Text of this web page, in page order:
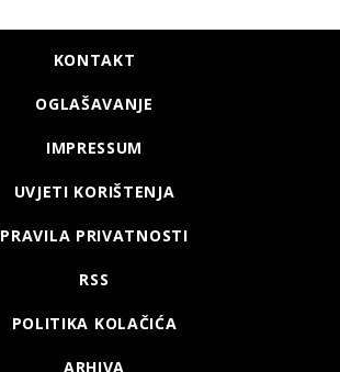
KONTAKT
OGLAŠAVANJE
IMPRESSUM
UVJETI KORIŠTENJA
PRAVILA PRIVATNOSTI
RSS
POLITIKA KOLAČIĆA
ARHIVA